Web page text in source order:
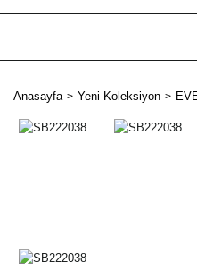
Anasayfa Yeni Koleksiyon